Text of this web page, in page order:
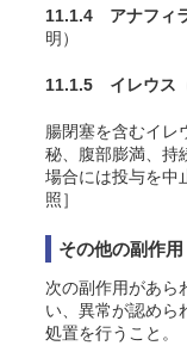
11.1.4 アナフィ
明）
11.1.5 イレウス
腸閉塞を含むイレ
秘、腹部膨満、持
場合には投与を中
照］
その他の副作用
次の副作用があら
い、異常が認めら
処置を行うこと。